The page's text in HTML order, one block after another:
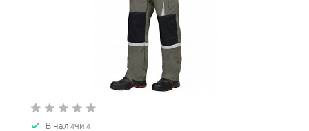
В наличии